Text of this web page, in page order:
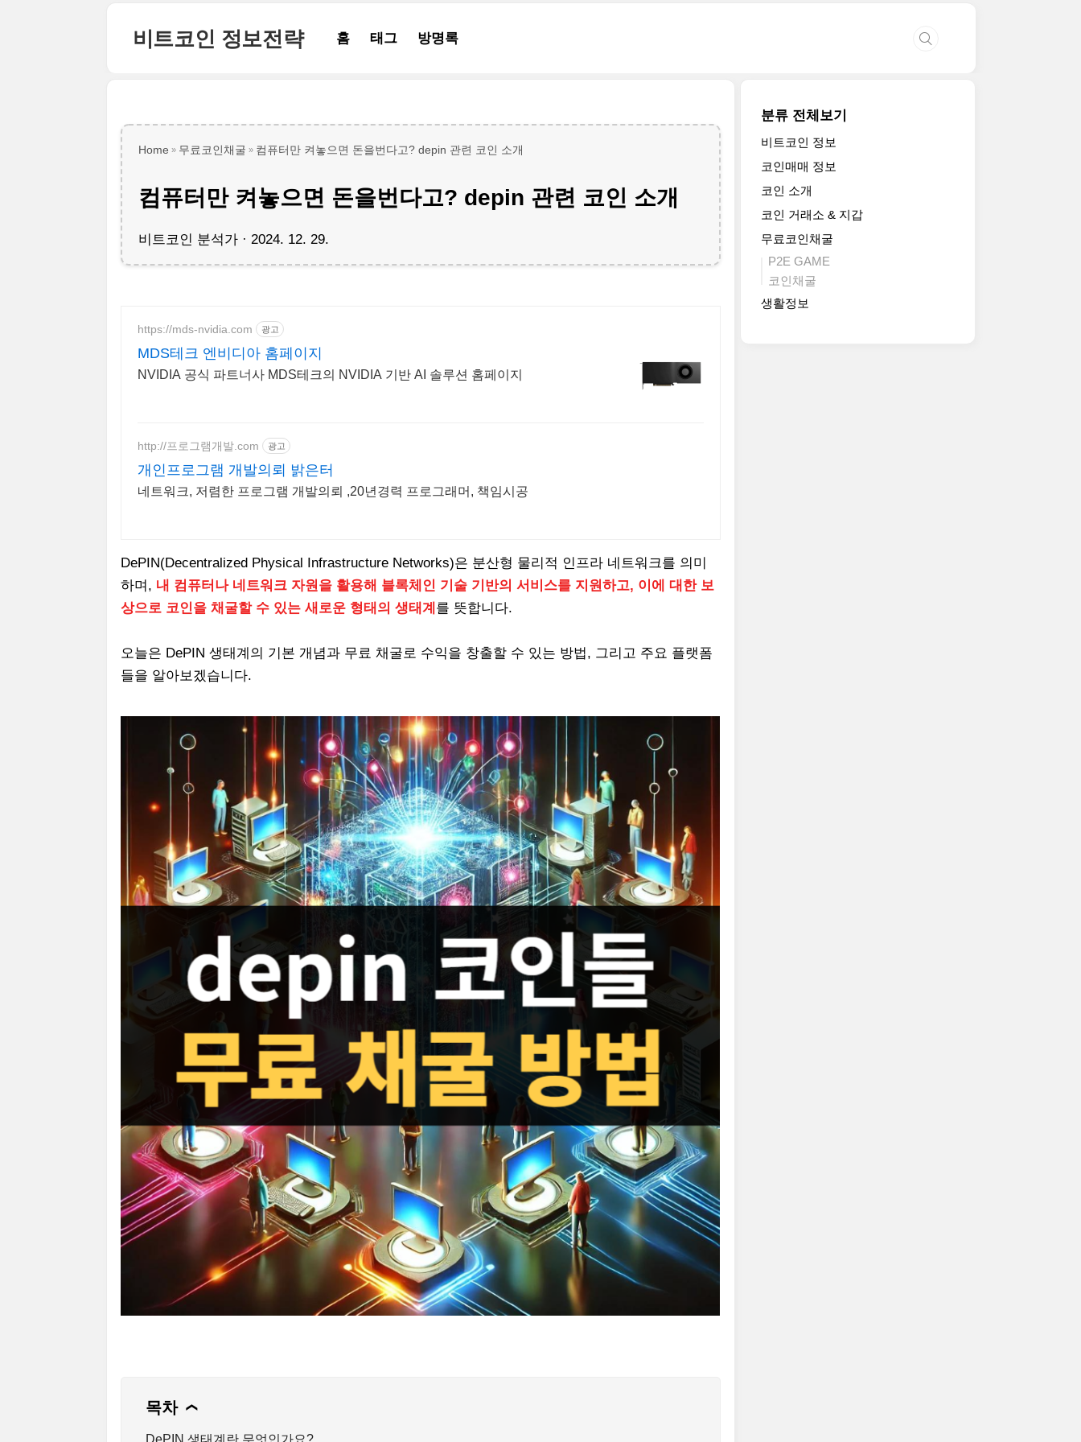
비트코인 정보전략 홈 태그 방명록
Home 무료코인채굴 컴퓨터만 켜놓으면 돈을번다고? depin 관련 코인 소개
컴퓨터만 켜놓으면 돈을번다고? depin 관련 코인 소개
비트코인 분석가 2024. 12. 29.
https://mds-nvidia.com 광고
MDS테크 엔비디아 홈페이지
NVIDIA 공식 파트너사 MDS테크의 NVIDIA 기반 AI 솔루션 홈페이지
http://프로그램개발.com 광고
개인프로그램 개발의뢰 밝은터
네트워크, 저렴한 프로그램 개발의뢰 ,20년경력 프로그래머, 책임시공
DePIN(Decentralized Physical Infrastructure Networks)은 분산형 물리적 인프라 네트워크를 의미
하며, 내 컴퓨터나 네트워크 자원을 활용해 블록체인 기술 기반의 서비스를 지원하고, 이에 대한 보
상으로 코인을 채굴할 수 있는 새로운 형태의 생태계 를 뜻합니다.
오늘은 DePIN 생태계의 기본 개념과 무료 채굴로 수익을 창출할 수 있는 방법, 그리고 주요 플랫폼
들을 알아보겠습니다.
목차 ❯
분류 전체보기
비트코인 정보
코인매매 정보
코인 소개
코인 거래소 & 지갑
무료코인채굴
P2E GAME
코인채굴
생활정보